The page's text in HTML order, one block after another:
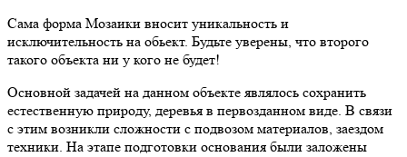
Сама форма Мозаики вносит уникальность и
исключительность на обьект. Будьте уверены, что второго
такого объекта ни у кого не будет!
Основной задачей на данном объекте являлось сохранить
естественную природу, деревья в первозданном виде. В связи
с этим возникли сложности с подвозом материалов, заездом
техники. На этапе подготовки основания были заложены